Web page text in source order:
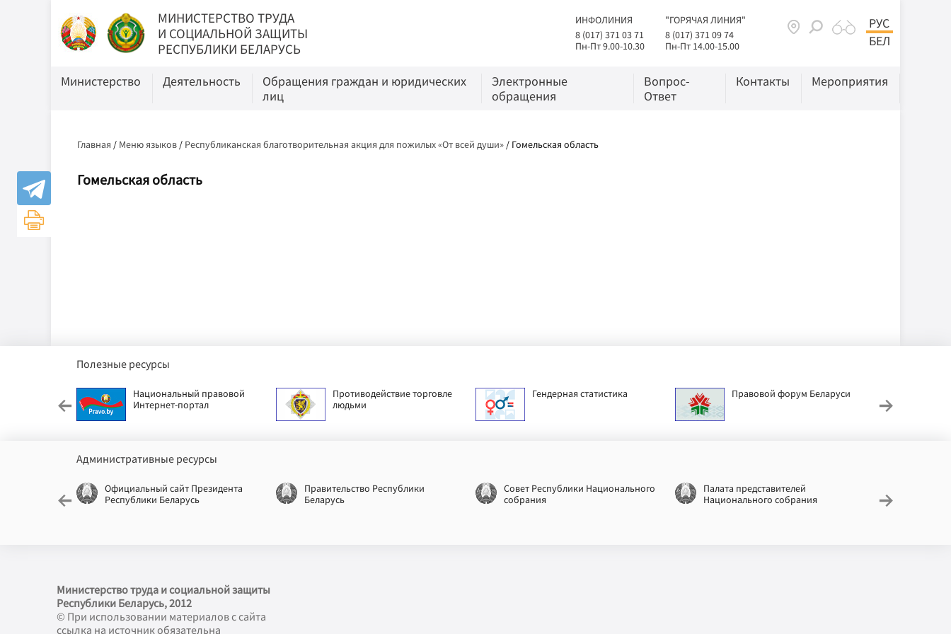
МИНИСТЕРСТВО ТРУДА
И СОЦИАЛЬНОЙ ЗАЩИТЫ
РЕСПУБЛИКИ БЕЛАРУСЬ
ИНФОЛИНИЯ
8 (017) 371 03 71
Пн-Пт 9.00-10.30
"ГОРЯЧАЯ ЛИНИЯ"
8 (017) 371 09 74
Пн-Пт 14.00-15.00
РУС
БЕЛ
Министерство Деятельность
Обращения граждан и юридических
лиц
Электронные
обращения
Вопрос-
Ответ
Контакты Мероприятия
Главная / Меню языков / Республиканская благотворительная акция для пожилых «От всей души» / Гомельская область
Гомельская область
Полезные ресурсы
Национальный правовой
Интернет-портал
Противодействие торговле
людьми
Гендерная статистика Правовой форум Беларуси
Административные ресурсы
Официальный сайт Президента
Республики Беларусь
Правительство Республики
Беларусь
Совет Республики Национального
собрания
Палата представителей
Национального собрания
Министерство труда и социальной защиты
Республики Беларусь, 2012
© При использовании материалов с сайта
ссылка на источник обязательна